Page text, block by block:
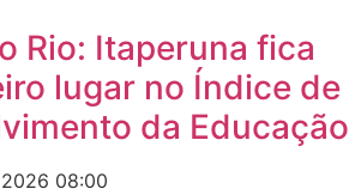
Rio: Itaperuna fica
lugar no Índice de
da Educação
08:00